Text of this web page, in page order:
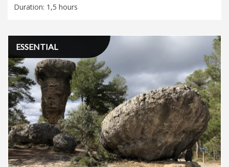
Duration: 1,5 hours
ESSENTIAL